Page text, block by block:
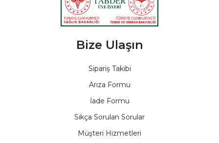
Bize Ulaşın
Sipariş Takibi
Arıza Formu
İade Formu
Sıkça Sorulan Sorular
Müşteri Hizmetleri